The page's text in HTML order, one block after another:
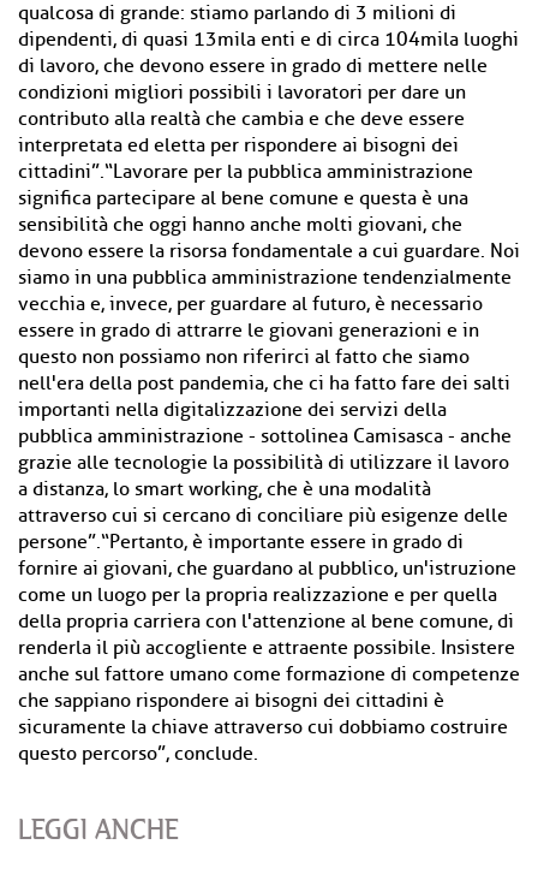
qualcosa di grande: stiamo parlando di 3 milioni di
dipendenti, di quasi 13mila enti e di circa 104mila luoghi
di lavoro, che devono essere in grado di mettere nelle
condizioni migliori possibili i lavoratori per dare un
contributo alla realtà che cambia e che deve essere
interpretata ed eletta per rispondere ai bisogni dei
cittadini”.“Lavorare per la pubblica amministrazione
significa partecipare al bene comune e questa è una
sensibilità che oggi hanno anche molti giovani, che
devono essere la risorsa fondamentale a cui guardare. Noi
siamo in una pubblica amministrazione tendenzialmente
vecchia e, invece, per guardare al futuro, è necessario
essere in grado di attrarre le giovani generazioni e in
questo non possiamo non riferirci al fatto che siamo
nell'era della post pandemia, che ci ha fatto fare dei salti
importanti nella digitalizzazione dei servizi della
pubblica amministrazione - sottolinea Camisasca - anche
grazie alle tecnologie la possibilità di utilizzare il lavoro
a distanza, lo smart working, che è una modalità
attraverso cui si cercano di conciliare più esigenze delle
persone”.“Pertanto, è importante essere in grado di
fornire ai giovani, che guardano al pubblico, un'istruzione
come un luogo per la propria realizzazione e per quella
della propria carriera con l'attenzione al bene comune, di
renderla il più accogliente e attraente possibile. Insistere
anche sul fattore umano come formazione di competenze
che sappiano rispondere ai bisogni dei cittadini è
sicuramente la chiave attraverso cui dobbiamo costruire
questo percorso”, conclude.
LEGGI ANCHE